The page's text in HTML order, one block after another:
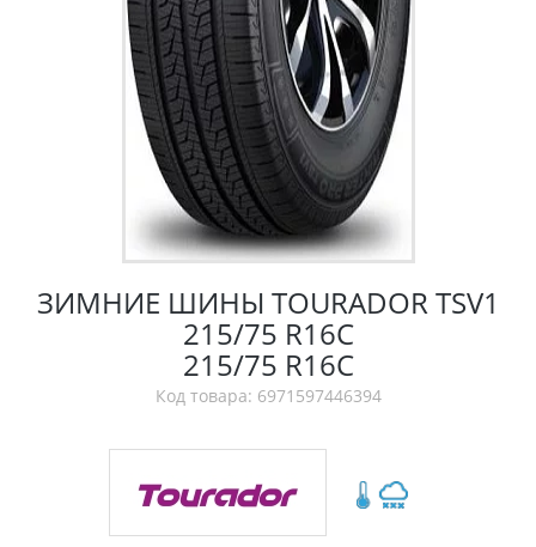
ЗИМНИЕ ШИНЫ TOURADOR TSV1
215/75 R16C
215/75 R16C
Код товара: 6971597446394